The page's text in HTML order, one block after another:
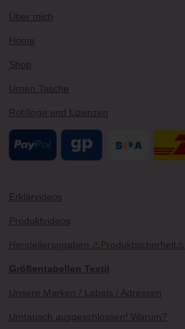
Über mich
Home
Shop
Urnen Tasche
Rohlinge und Lizenzen
Erklärvideos
Produktvideos
Herstellerangaben ⚠ Produktsicherheit⚠
Größentabellen Textil
Unsere Marken / Labels / Adressen
Umtausch ausgeschlossen! Warum?